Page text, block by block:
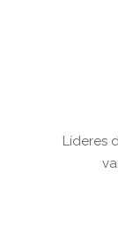
Líderes